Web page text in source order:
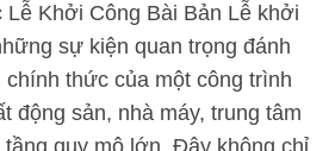
Lễ Khởi Công Bài Bản Lễ khởi
sự kiện quan trọng đánh
thức của một công trình
động sản, nhà máy, trung tâm
quy mô lớn. Đây không chỉ